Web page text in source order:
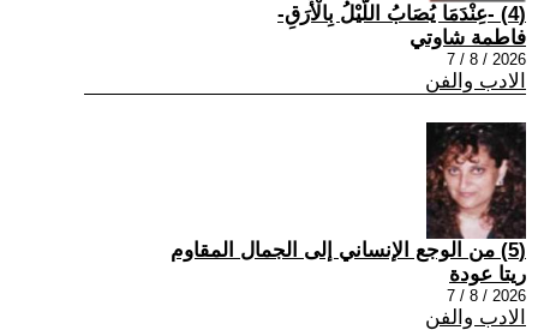
(4) -عِنْدَمَا يُصَابُ اللَّيْلُ بِالْأَرَقِ-
فاطمة شاوتي
2026 / 8 / 7
الادب والفن
(5) من الوجع الإنساني إلى الجمال المقاوم
ريتا عودة
2026 / 8 / 7
الادب والفن